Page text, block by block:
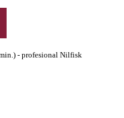
- profesional Nilfisk